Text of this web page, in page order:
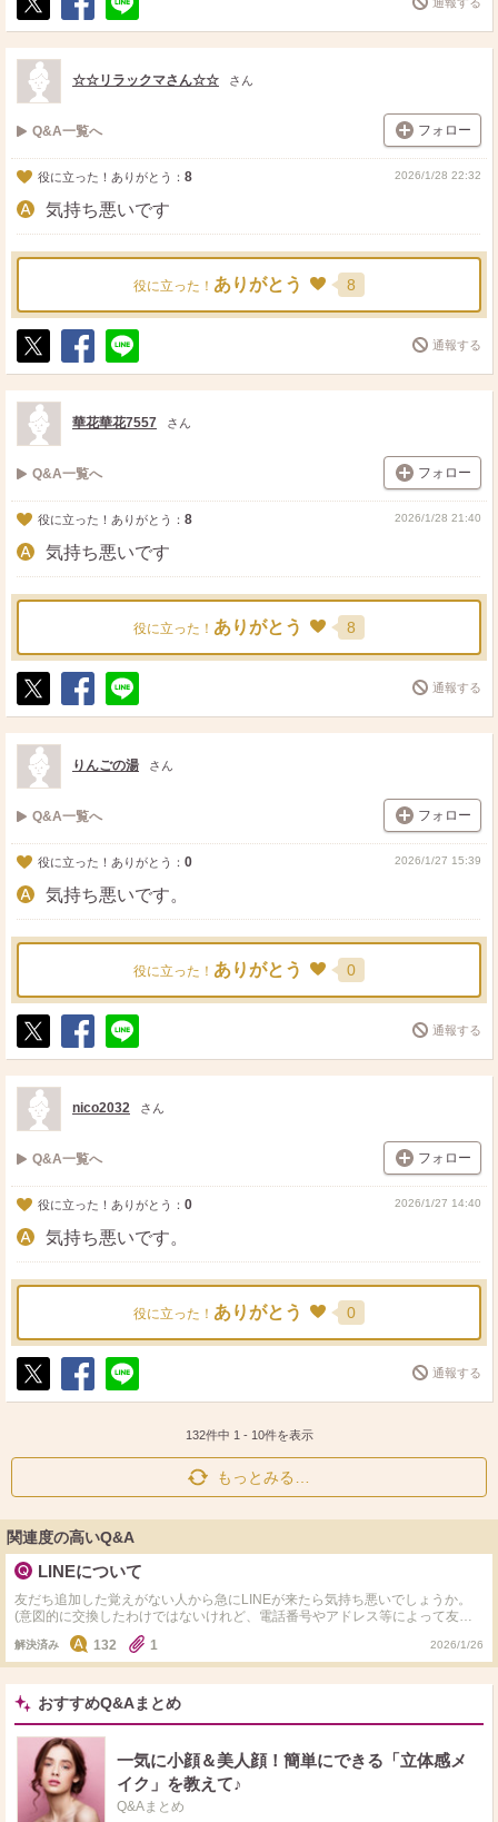
ポ
ス
ト
シ
ェ
送
る
☆☆リラックマさん☆☆ さん
Q&A一覧へ フォロー
役に立った！ありがとう： 8 2026/1/28 22:32
気持ち悪いです
役に立った！ ありがとう 8
ポ
ス
ト
シ
ェ
送
る
通報する
華花華花7557 さん
Q&A一覧へ フォロー
役に立った！ありがとう： 8 2026/1/28 21:40
気持ち悪いです
役に立った！ ありがとう 8
ポ
ス
ト
シ
ェ
送
る
通報する
りんごの湯 さん
Q&A一覧へ フォロー
役に立った！ありがとう： 0 2026/1/27 15:39
気持ち悪いです。
役に立った！ ありがとう 0
ポ
ス
ト
シ
ェ
送
る
通報する
nico2032 さん
Q&A一覧へ フォロー
役に立った！ありがとう： 0 2026/1/27 14:40
気持ち悪いです。
役に立った！ ありがとう 0
ポ
シ
送
通報する
132件中 1 - 10件を表示
もっとみる…
関連度の高いQ&A
LINEについて
友だち追加した覚えがない人から急にLINEが来たら気持ち悪いでしょうか。
(意図的に交換したわけではないけれど、電話番号やアドレス等によって友だ
ち追加されていた場合…) 好きな人にいつでもLINEを送ることができる状態な
のですが、送ってもいいものか、送るとしても何を言うか、猛烈に悩んでいま
す。
解決済み 132 1 2026/1/26
おすすめQ&Aまとめ
一気に小顔＆美人顔！簡単にできる「立体感メ
イク」を教えて♪
Q&Aまとめ